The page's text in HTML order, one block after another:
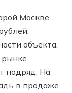
Москве
объекта.
подряд. На
в продаже